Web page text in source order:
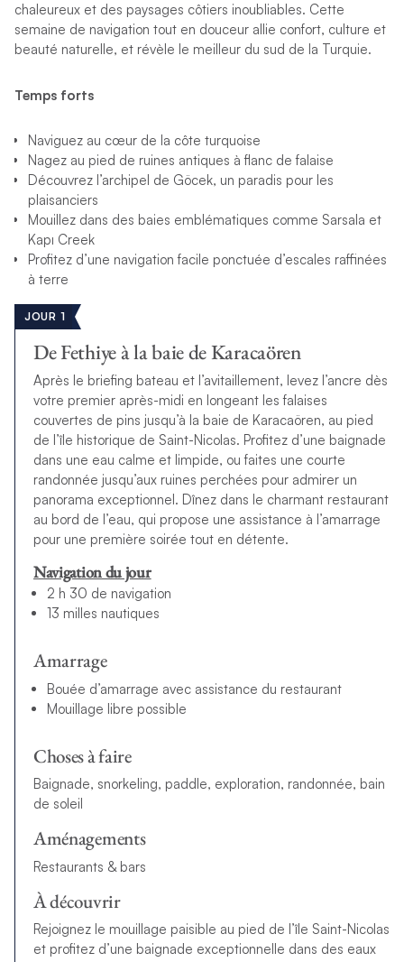
chaleureux et des paysages côtiers inoubliables. Cette
semaine de navigation tout en douceur allie confort, culture et
beauté naturelle, et révèle le meilleur du sud de la Turquie.
Temps forts
Naviguez au cœur de la côte turquoise
Nagez au pied de ruines antiques à flanc de falaise
Découvrez l’archipel de Göcek, un paradis pour les
plaisanciers
Mouillez dans des baies emblématiques comme Sarsala et
Kapı Creek
Profitez d’une navigation facile ponctuée d’escales raffinées
à terre
JOUR 1
De Fethiye à la baie de Karacaören
Après le briefing bateau et l’avitaillement, levez l’ancre dès
votre premier après-midi en longeant les falaises
couvertes de pins jusqu’à la baie de Karacaören, au pied
de l’île historique de Saint-Nicolas. Profitez d’une baignade
dans une eau calme et limpide, ou faites une courte
randonnée jusqu’aux ruines perchées pour admirer un
panorama exceptionnel. Dînez dans le charmant restaurant
au bord de l’eau, qui propose une assistance à l’amarrage
pour une première soirée tout en détente.
Navigation du jour
2 h 30 de navigation
13 milles nautiques
Amarrage
Bouée d’amarrage avec assistance du restaurant
Mouillage libre possible
Choses à faire
Baignade, snorkeling, paddle, exploration, randonnée, bain
de soleil
Aménagements
Restaurants & bars
À découvrir
Rejoignez le mouillage paisible au pied de l’île Saint-Nicolas
et profitez d’une baignade exceptionnelle dans des eaux